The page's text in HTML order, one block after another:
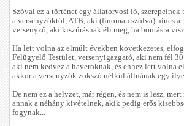
Szóval ez a történet egy állatorvosi ló,
a versenyzőktől, ATB, aki (finoman szólva) nincs a
versenyző, aki kiszúrásnak éli meg, ha bontásra
Ha lett volna az elmúlt években következetes,
Felügyelő Testület, versenyigazgató, aki nem fél
aki nem kedvez a haveroknak, és ehhez lett volna
akkor a versenyzők zokszó nélkül állnának egy
De nem ez a helyzet, már régen, és nem is lesz,
annak a néhány kivételnek, akik pedig erős
fogynak...